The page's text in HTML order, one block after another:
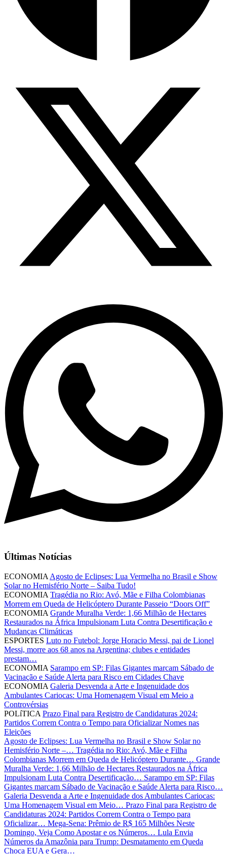
Últimas Notícias
ECONOMIA Agosto de Eclipses: Lua Vermelha no Brasil e Show
Solar no Hemisfério Norte – Saiba Tudo!
ECONOMIA Tragédia no Rio: Avó, Mãe e Filha Colombianas
Morrem em Queda de Helicóptero Durante Passeio “Doors Off”
ECONOMIA Grande Muralha Verde: 1,66 Milhão de Hectares
Restaurados na África Impulsionam Luta Contra Desertificação e
Mudanças Climáticas
ESPORTES Luto no Futebol: Jorge Horacio Messi, pai de Lionel
Messi, morre aos 68 anos na Argentina; clubes e entidades
prestam…
ECONOMIA Sarampo em SP: Filas Gigantes marcam Sábado de
Vacinação e Saúde Alerta para Risco em Cidades Chave
ECONOMIA Galeria Desvenda a Arte e Ingenuidade dos
Ambulantes Cariocas: Uma Homenagem Visual em Meio a
Controvérsias
POLíTICA Prazo Final para Registro de Candidaturas 2024:
Partidos Correm Contra o Tempo para Oficializar Nomes nas
Eleições
Agosto de Eclipses: Lua Vermelha no Brasil e Show Solar no
Hemisfério Norte –… Tragédia no Rio: Avó, Mãe e Filha
Colombianas Morrem em Queda de Helicóptero Durante… Grande
Muralha Verde: 1,66 Milhão de Hectares Restaurados na África
Impulsionam Luta Contra Desertificação… Sarampo em SP: Filas
Gigantes marcam Sábado de Vacinação e Saúde Alerta para Risco…
Galeria Desvenda a Arte e Ingenuidade dos Ambulantes Cariocas:
Uma Homenagem Visual em Meio… Prazo Final para Registro de
Candidaturas 2024: Partidos Correm Contra o Tempo para
Oficializar… Mega-Sena: Prêmio de R$ 165 Milhões Neste
Domingo, Veja Como Apostar e os Números… Lula Envia
Números da Amazônia para Trump: Desmatamento em Queda
Choca EUA e Gera…